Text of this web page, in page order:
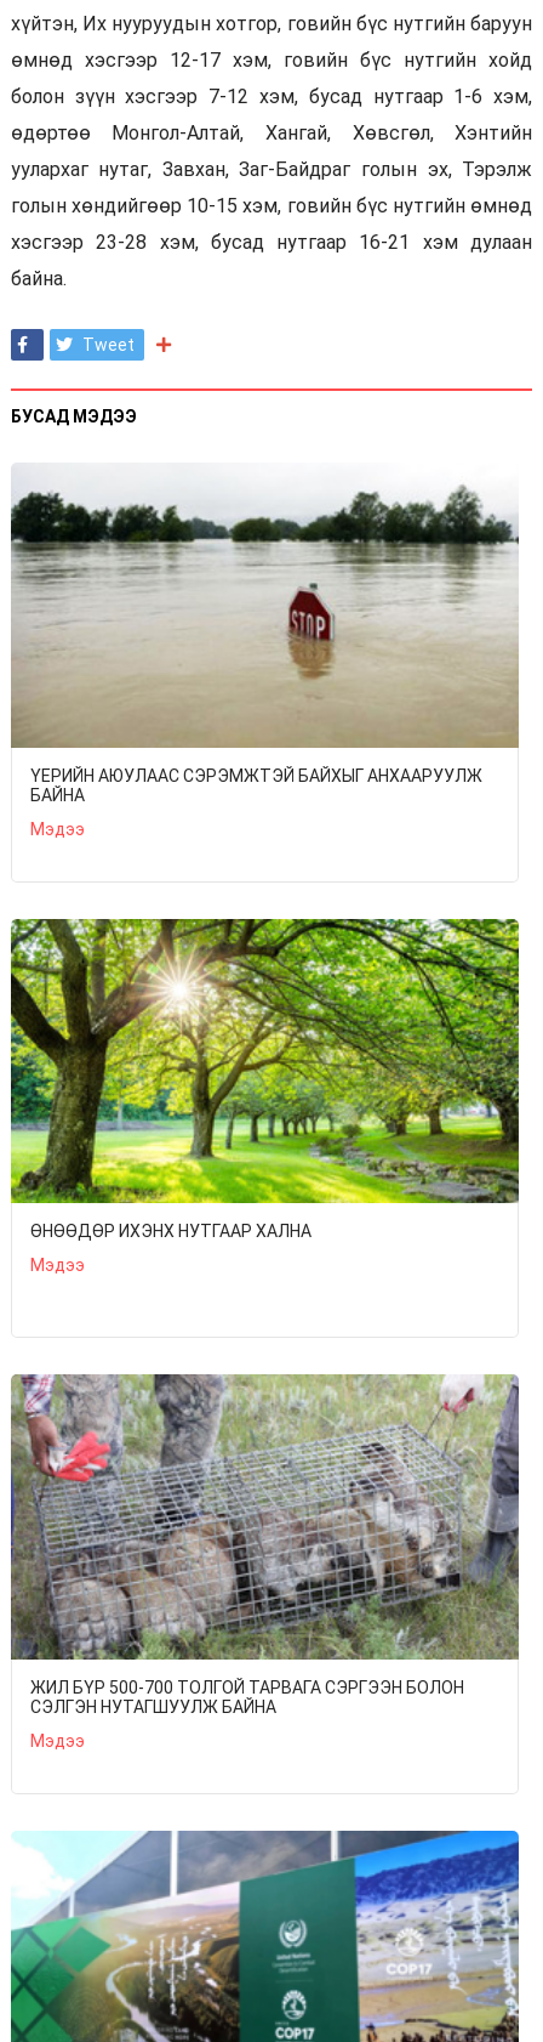
хүйтэн, Их нууруудын хотгор, говийн бүс нутгийн баруун
өмнөд хэсгээр 12-17 хэм, говийн бүс нутгийн хойд
болон зүүн хэсгээр 7-12 хэм, бусад нутгаар 1-6 хэм,
өдөртөө Монгол-Алтай, Хангай, Хөвсгөл, Хэнтийн
уулархаг нутаг, Завхан, Заг-Байдраг голын эх, Тэрэлж
голын хөндийгөөр 10-15 хэм, говийн бүс нутгийн өмнөд
хэсгээр 23-28 хэм, бусад нутгаар 16-21 хэм дулаан
байна.
Tweet
БУСАД МЭДЭЭ
ҮЕРИЙН АЮУЛААС СЭРЭМЖТЭЙ БАЙХЫГ АНХААРУУЛЖ
БАЙНА
Мэдээ
ӨНӨӨДӨР ИХЭНХ НУТГААР ХАЛНА
Мэдээ
ЖИЛ БҮР 500-700 ТОЛГОЙ ТАРВАГА СЭРГЭЭН БОЛОН
СЭЛГЭН НУТАГШУУЛЖ БАЙНА
Мэдээ